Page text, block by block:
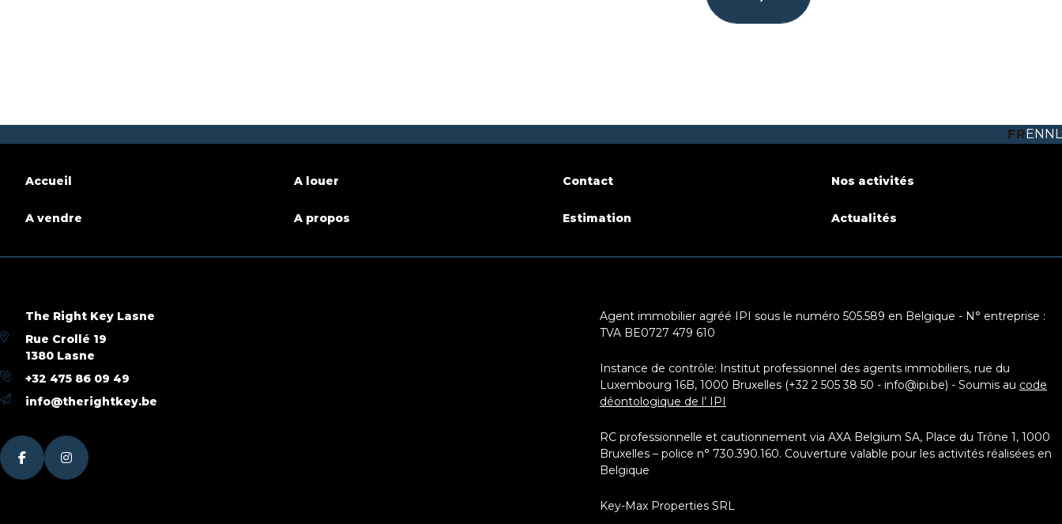
FRENNL
Accueil
A vendre
A louer
A propos
Contact
Estimation
Nos activités
Actualités
The Right Key Lasne
Rue Crollé 19
1380 Lasne
+32 475 86 09 49
info@therightkey.be
Agent immobilier agréé IPI sous le numéro 505.589 en Belgique - N° entreprise :
TVA BE0727 479 610
Instance de contrôle: Institut professionnel des agents immobiliers, rue du
Luxembourg 16B, 1000 Bruxelles (+32 2 505 38 50 - info@ipi.be) - Soumis au code
déontologique de l’ IPI
RC professionnelle et cautionnement via AXA Belgium SA, Place du Trône 1, 1000
Bruxelles – police n° 730.390.160. Couverture valable pour les activités réalisées en
Belgique
Key-Max Properties SRL